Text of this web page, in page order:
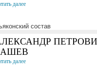
далее
состав
далее